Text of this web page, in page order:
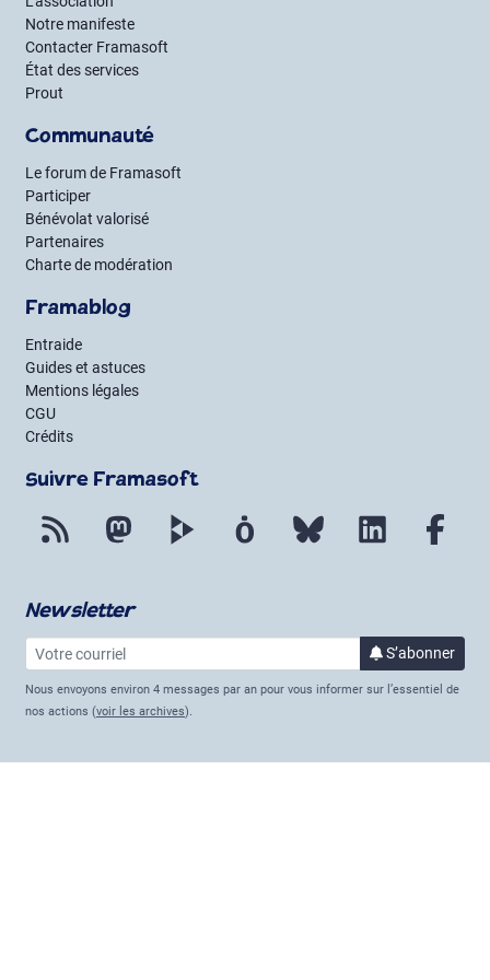
Notre manifeste
Contacter Framasoft
État des services
Prout
Communauté
Le forum de Framasoft
Participer
Bénévolat valorisé
Partenaires
Charte de modération
Framablog
Entraide
Guides et astuces
Mentions légales
CGU
Crédits
Suivre Framasoft
Flux RSS Mastodon PeerTube Mobilizon Bluesky LinkedIn
Newsletter
Votre courriel S’abonnerà la
Nous envoyons environ 4 messages par an pour vous informer sur l’essentiel de
nos actions (voir les archives).